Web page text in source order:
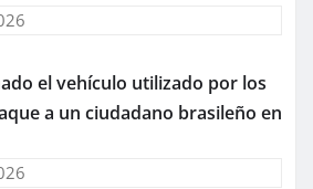
el vehículo utilizado por los
a un ciudadano brasileño en